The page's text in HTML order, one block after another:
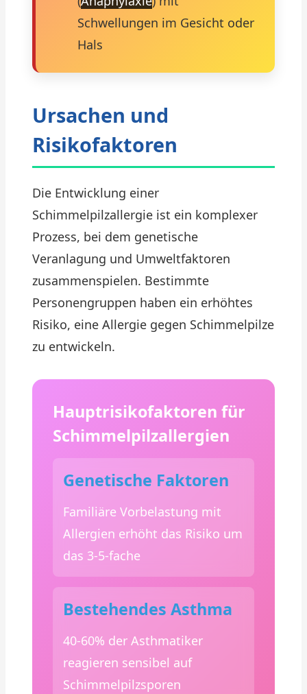
Schwellungen im Gesicht oder
Hals
Ursachen und
Risikofaktoren
Die Entwicklung einer
Schimmelpilzallergie ist ein komplexer
Prozess, bei dem genetische
Veranlagung und Umweltfaktoren
zusammenspielen. Bestimmte
Personengruppen haben ein erhöhtes
Risiko, eine Allergie gegen Schimmelpilze
zu entwickeln.
Hauptrisikofaktoren für
Schimmelpilzallergien
Genetische Faktoren
Familiäre Vorbelastung mit
Allergien erhöht das Risiko um
das 3-5-fache
Bestehendes Asthma
40-60% der Asthmatiker
reagieren sensibel auf
Schimmelpilzsporen